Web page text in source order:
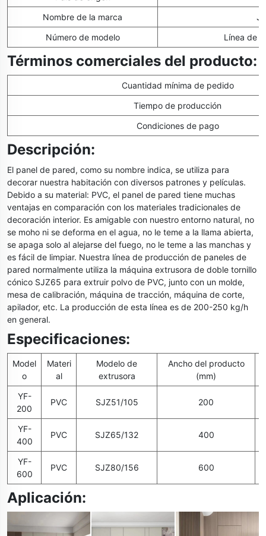
Nombre de la marca
Número de modelo
Línea de
Términos comerciales del producto:
Cuantidad mínima de pedido
Tiempo de producción
Condiciones de pago
Descripción:
El panel de pared, como su nombre indica, se utiliza para
decorar nuestra habitación con diversos patrones y películas.
Debido a su material: PVC, el panel de pared tiene muchas
ventajas en comparación con los materiales tradicionales de
decoración interior. Es amigable con nuestro entorno natural, no
se moho ni se deforma en el agua, no le teme a la llama abierta,
se apaga solo al alejarse del fuego, no le teme a las manchas y
es fácil de limpiar. Nuestra línea de producción de paneles de
pared normalmente utiliza la máquina extrusora de doble tornillo
cónico SJZ65 para extruir polvo de PVC, junto con un molde,
mesa de calibración, máquina de tracción, máquina de corte,
apilador, etc. La producción de esta línea es de 200-250 kg/h
en general.
Especificaciones:
Model
o
Materi
al
Modelo de
extrusora
Ancho del producto
(mm)
YF-
200
PVC SJZ51/105 200
YF-
400
PVC SJZ65/132 400
YF-
600
PVC SJZ80/156 600
Aplicación: